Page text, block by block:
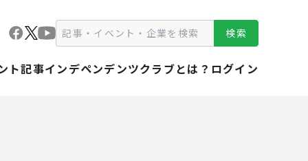
検索
ト記事インデペンデンツクラブとは？ ログイン